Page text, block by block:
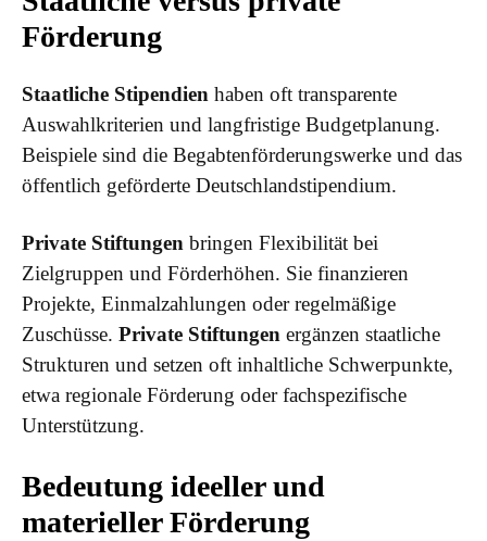
Förderung
Staatliche Stipendien haben oft transparente
Auswahlkriterien und langfristige Budgetplanung.
Beispiele sind die Begabtenförderungswerke und das
öffentlich geförderte Deutschlandstipendium.
Private Stiftungen bringen Flexibilität bei
Zielgruppen und Förderhöhen. Sie finanzieren
Projekte, Einmalzahlungen oder regelmäßige
Zuschüsse. Private Stiftungen ergänzen staatliche
Strukturen und setzen oft inhaltliche Schwerpunkte,
etwa regionale Förderung oder fachspezifische
Unterstützung.
Bedeutung ideeller und
materieller Förderung